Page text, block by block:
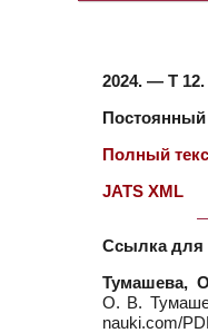
2024. — Т
Постоянный
Полный
JATS XML
Ссылка для
Тумашева,
О. В.
nauki.com/